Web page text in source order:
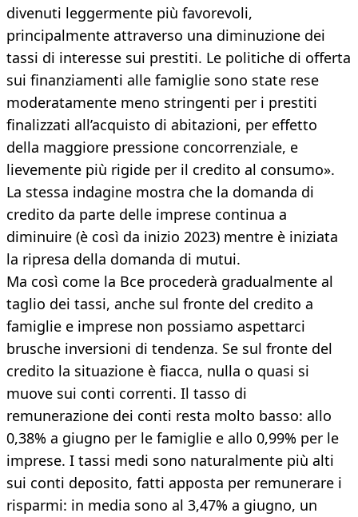
divenuti leggermente più favorevoli,
principalmente attraverso una diminuzione dei
tassi di interesse sui prestiti. Le politiche di offerta
sui finanziamenti alle famiglie sono state rese
moderatamente meno stringenti per i prestiti
finalizzati all’acquisto di abitazioni, per effetto
della maggiore pressione concorrenziale, e
lievemente più rigide per il credito al consumo».
La stessa indagine mostra che la domanda di
credito da parte delle imprese continua a
diminuire (è così da inizio 2023) mentre è iniziata
la ripresa della domanda di mutui.
Ma così come la Bce procederà gradualmente al
taglio dei tassi, anche sul fronte del credito a
famiglie e imprese non possiamo aspettarci
brusche inversioni di tendenza. Se sul fronte del
credito la situazione è fiacca, nulla o quasi si
muove sui conti correnti. Il tasso di
remunerazione dei conti resta molto basso: allo
0,38% a giugno per le famiglie e allo 0,99% per le
imprese. I tassi medi sono naturalmente più alti
sui conti deposito, fatti apposta per remunerare i
risparmi: in media sono al 3,47% a giugno, un